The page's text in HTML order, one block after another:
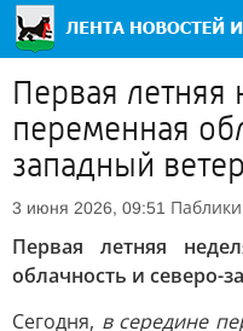
Первая летняя
переменная
западный ветер
3 июня 2026, 09:51 Паблики
Первая летняя
облачность и северо-
Сегодня, в середине